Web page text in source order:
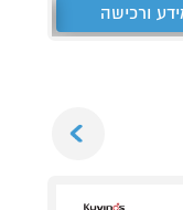
ורכישה